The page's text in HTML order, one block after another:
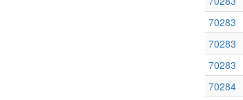
70283
70283
70283
70284